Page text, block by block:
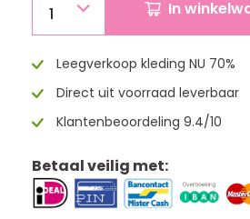
1 In
Leegverkoop kleding NU 70%
Direct uit voorraad leverbaar
Klantenbeoordeling 9.4/10
Betaal veilig met: